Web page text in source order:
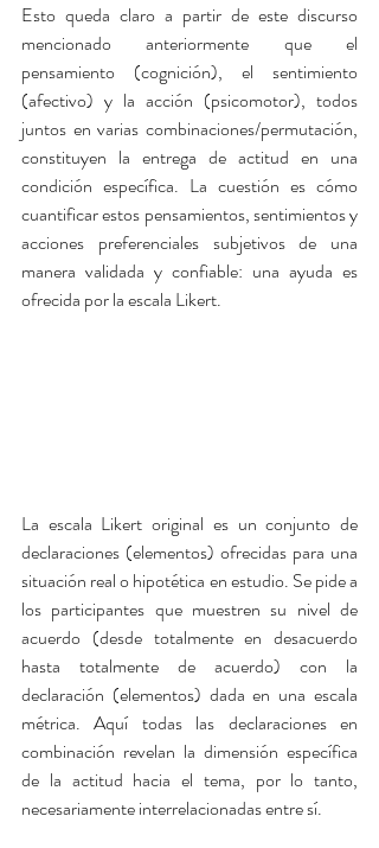
Esto queda claro a partir de este discurso
mencionado anteriormente que el
pensamiento (cognición), el sentimiento
(afectivo) y la acción (psicomotor), todos
juntos en varias combinaciones/permutación,
constituyen la entrega de actitud en una
condición específica. La cuestión es cómo
cuantificar estos pensamientos, sentimientos y
acciones preferenciales subjetivos de una
manera validada y confiable: una ayuda es
ofrecida por la escala Likert.
La escala Likert original es un conjunto de
declaraciones (elementos) ofrecidas para una
situación real o hipotética en estudio. Se pide a
los participantes que muestren su nivel de
acuerdo (desde totalmente en desacuerdo
hasta totalmente de acuerdo) con la
declaración (elementos) dada en una escala
métrica. Aquí todas las declaraciones en
combinación revelan la dimensión específica
de la actitud hacia el tema, por lo tanto,
necesariamente interrelacionadas entre sí.